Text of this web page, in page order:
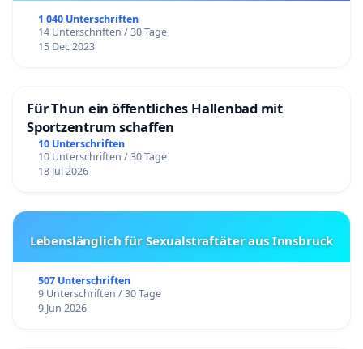
1 040 Unterschriften
14 Unterschriften / 30 Tage
15 Dec 2023
Für Thun ein öffentliches Hallenbad mit
Sportzentrum schaffen
10 Unterschriften
10 Unterschriften / 30 Tage
18 Jul 2026
Lebenslänglich für Sexualstraftäter aus Innsbruck
507 Unterschriften
9 Unterschriften / 30 Tage
9 Jun 2026